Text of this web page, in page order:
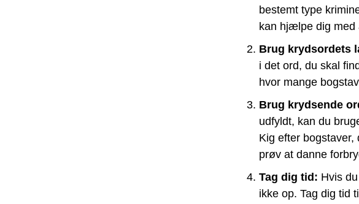
bestemt type
kan hjælpe dig
Brug krydsordets
i det ord, du skal
hvor mange
Brug krydsende
udfyldt, kan du
Kig efter
prøv at danne
Tag dig tid: Hvis
ikke op. Tag dig tid